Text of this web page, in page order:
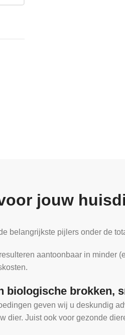
jouw
belangrijkste pijlers onder de
aantoonbaar in minder
biologische brokken,
geven wij u deskundig
dier. Juist ook voor gezonde